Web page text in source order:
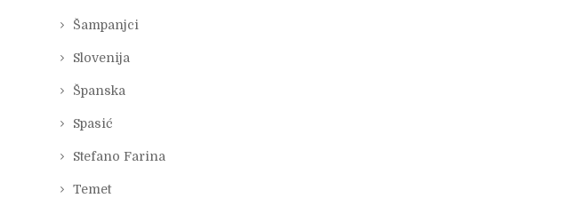
Šampanjci
Slovenija
Španska
Spasić
Stefano Farina
Temet